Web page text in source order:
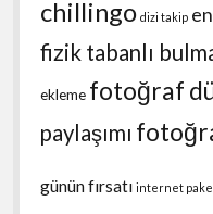
chillingo dizi takip
fizik tabanlı
ekleme fotoğraf
paylaşımı
günün fırsatı internet